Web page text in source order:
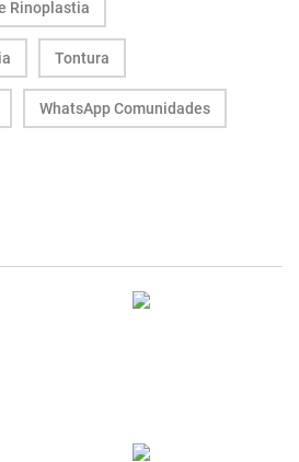
Rinoplastia
Tontura
WhatsApp Comunidades